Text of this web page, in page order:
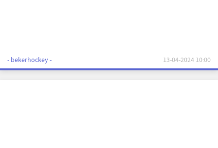
- bekerhockey - 13-04-2024 10:00